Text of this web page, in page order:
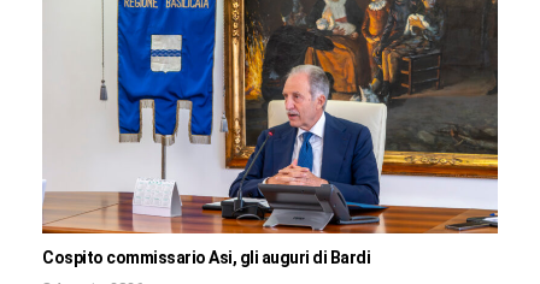
Cospito commissario Asi, gli auguri di Bardi